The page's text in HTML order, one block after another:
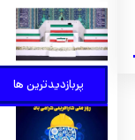
پربازدیدترین ها